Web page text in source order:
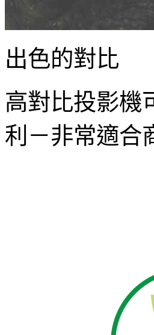
出色的對比
高對比投影機
利－非常適合